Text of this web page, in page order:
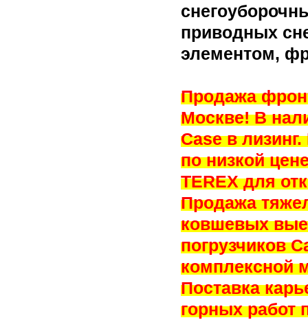
приводных
элементом,
Продажа
Москве! В
Case в
по низкой
TEREX для
Продажа
ковшевых
погрузчиков
комплексной
Поставка
горных работ